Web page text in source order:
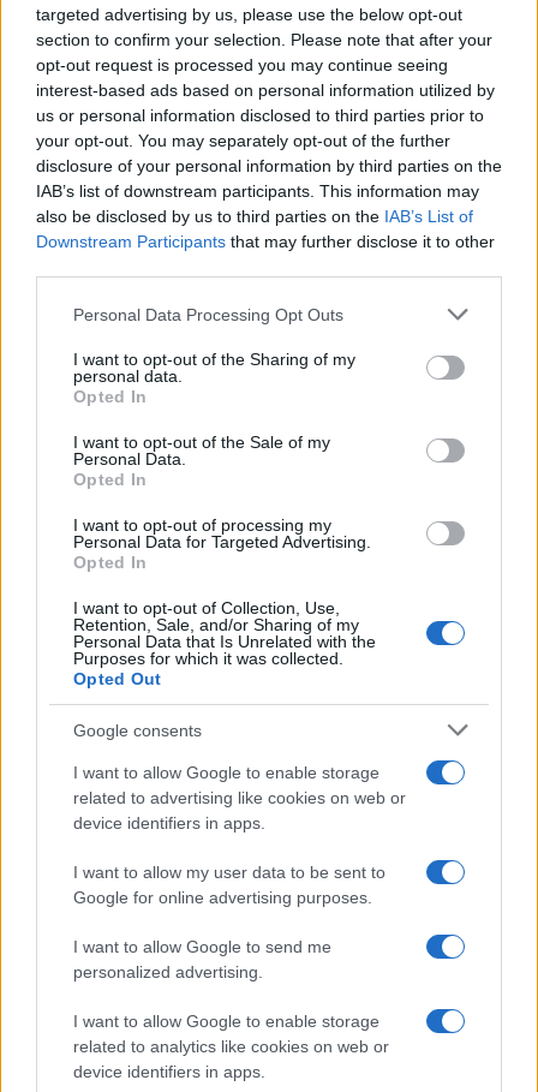
targeted advertising by us, please use the below opt-out
section to confirm your selection. Please note that after your
opt-out request is processed you may continue seeing
interest-based ads based on personal information utilized by
us or personal information disclosed to third parties prior to
your opt-out. You may separately opt-out of the further
disclosure of your personal information by third parties on the
IAB’s list of downstream participants. This information may
also be disclosed by us to third parties on the IAB’s List of
Downstream Participants that may further disclose it to other
Please note that this website/app uses one or more Google
not limited to your visit or usage behaviour. You may click to
grant or deny consent to Google and its third-party tags to
use your data for below specified purposes in below Google
consent section.
Personal Data Processing Opt Outs
I want to opt-out of the Sharing of my
personal data.
Opted In
I want to opt-out of the Sale of my
Personal Data.
Opted In
I want to opt-out of processing my
Personal Data for Targeted Advertising.
Opted In
I want to opt-out of Collection, Use,
Retention, Sale, and/or Sharing of my
Personal Data that Is Unrelated with the
Purposes for which it was collected.
Opted Out
Google consents
I want to allow Google to enable storage
related to advertising like cookies on web or
device identifiers in apps.
I want to allow my user data to be sent to
Google for online advertising purposes.
I want to allow Google to send me
personalized advertising.
I want to allow Google to enable storage
related to analytics like cookies on web or
device identifiers in apps.
Sogno olimpico per Federica Brignone
La valdostana cederà il trono di Coppa del Mondo a fine
stagione, ma ha già un nuovo obiettivo.
Redazione Sport Magazine · 9 Mar 2021
ALTRI SPORT
Bassino, lacrime di gioia: “Un giorno
bellissimo”
la prima volta in carriera.
Redazione Sport Magazine · 7 Mar 2021